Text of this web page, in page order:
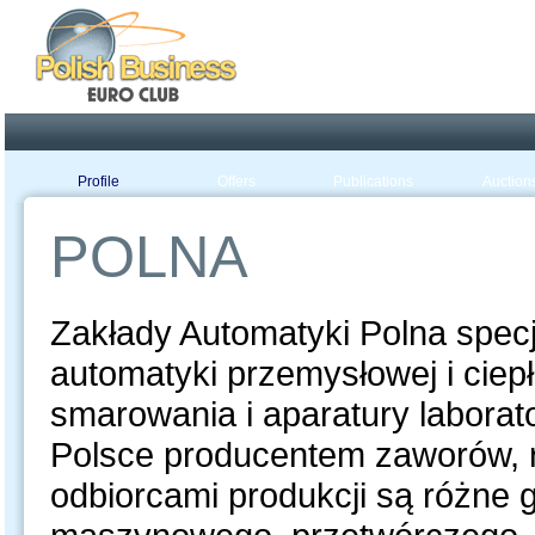
Profile Offers Publications
POLNA
Zakłady Automatyki Polna
automatyki przemysłowej i
smarowania i aparatury
Polsce producentem zaworów,
odbiorcami produkcji są różne